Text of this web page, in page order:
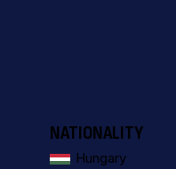
NATIONALITY
Hungary